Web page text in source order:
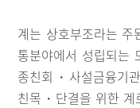
계는 상호부조라는
통분야에서 성립되는
종친회・사설금융기
친목・단결을 위한